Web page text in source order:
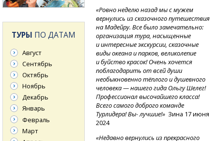
«Ровно неделю назад мы с мужем
вернулись из сказочного путешествия
на Мадейру. Все было замечательно:
организация тура, насыщенные
и интересные экскурсии, сказочные
виды океана и парков, великолепие
и буйство красок! Очень хочется
поблагодарить от всей души
необыкновенно тёплого и душевного
человека — нашего гида Ольгу Шелег!
Профессионал высочайшего класса!
Всего самого доброго команде
Турлидера! Вы- лучшие!» Зина 17 июня
2024
«Недавно вернулись из прекрасного
ТУРЫ ПО ДАТАМ
Август
Сентябрь
Октябрь
Ноябрь
Декабрь
Январь
Февраль
Март